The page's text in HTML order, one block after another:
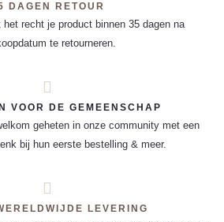
DAGEN RETOUR
recht je product binnen 35 dagen na
te retourneren.
VOOR DE GEMEENSCHAP
geheten in onze community met een
bij hun eerste bestelling & meer.
LEVERING